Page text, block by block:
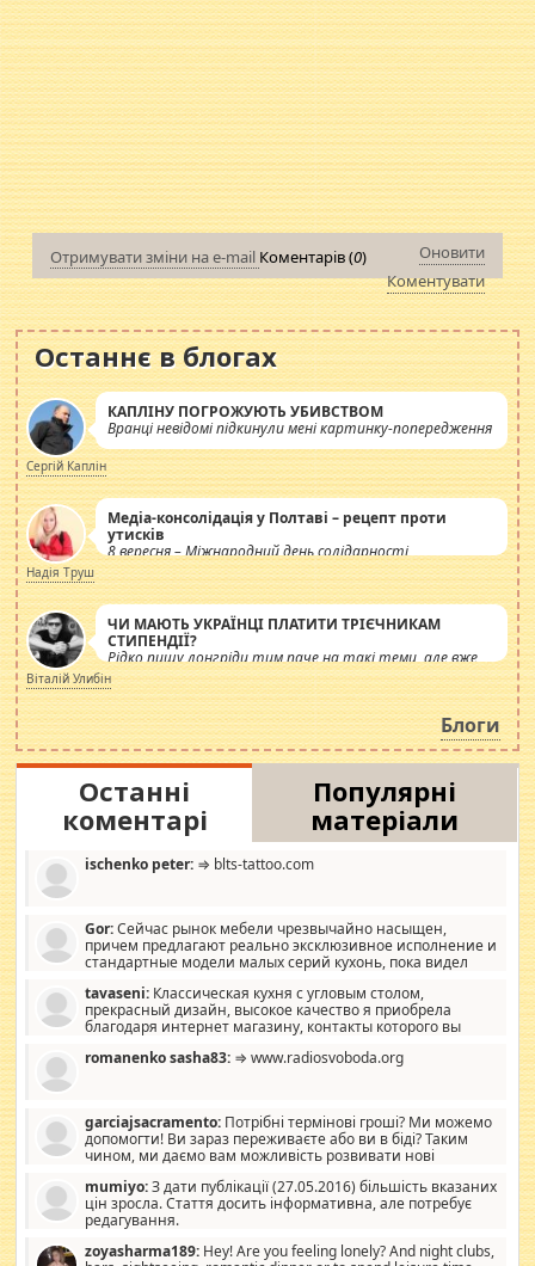
Отримувати зміни на e-mail Коментарів (0)
Оновити
Коментувати
Останнє в блогах
КАПЛІНУ ПОГРОЖУЮТЬ УБИВСТВОМ
Вранці невідомі підкинули мені картинку-попередження
Сергій Каплін
Медіа-консолідація у Полтаві – рецепт проти
утисків
8 вересня – Міжнародний день солідарності
журналістів.
Надія Труш
ЧИ МАЮТЬ УКРАЇНЦІ ПЛАТИТИ ТРІЄЧНИКАМ
СТИПЕНДІЇ?
Рідко пишу лонгріди тим паче на такі теми, але вже
просто дістало! Обурюють сьогоднішні інсенуації
навколо стипендіального питання. Штучно
роздувається ще одна соціальна катастрофа.
Віталій Улибін
Блоги
Останні
коментарі
Популярні
матеріали
ischenko peter: ⇒ blts-tattoo.com
Gor:Сейчас рынок мебели чрезвычайно насыщен,
причем предлагают реально эксклюзивное исполнение и
стандартные модели малых серий кухонь, пока видел
стандартные формы, в MebelOk, креативненько и что главное -
со вкусом все в порядке, без ненужных наворотов удорожающих
мебель, а это не последний фактор.
tavaseni: Классическая кухня с угловым столом,
прекрасный дизайн, высокое качество я приобрела
благодаря интернет магазину, контакты которого вы
romanenko sasha83: ⇒ www.radiosvoboda.org
garciajsacramento: Потрібні термінові гроші? Ми можемо
допомогти! Ви зараз переживаєте або ви в біді? Таким
чином, ми даємо вам можливість розвивати нові
допомагати людям, які намагаються дати їм шанс. Кожен
заслуговує на другий шанс, і, оскільки влада не зможе, вони
повинні приймати від інших. Для нас нема багато суми, і зрілість
витрат, а тільки узгоджених сум і нічого іншого. Не чекайте і не
mumiyo:З дати публікації (27.05.2016) більшість вказаних
цін зросла. Стаття досить інформативна, але потребує
редагування.
zoyasharma189: Hey! Are you feeling lonely? And night clubs,